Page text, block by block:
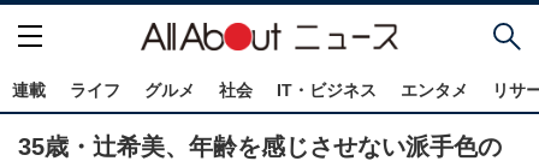
連載 ライフ グルメ 社会 IT・ビジネス エンタメ リサ
35歳・辻希美、年齢を感じさせない派手色の